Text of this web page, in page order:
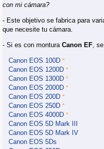
con mi cámara?
- Este objetivo se fabrica para
que necesite tu cámara.
- Si es con montura Canon EF,
Canon EOS 100D *
Canon EOS 1200D *
Canon EOS 1300D *
Canon EOS 2000D *
Canon EOS 200D *
Canon EOS 250D *
Canon EOS 4000D *
Canon EOS 5D Mark III
Canon EOS 5D Mark IV
Canon EOS 5Ds